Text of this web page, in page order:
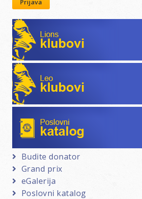
Lions klubovi
Leo klubovi
Budite donator
Grand prix
eGalerija
Poslovni katalog